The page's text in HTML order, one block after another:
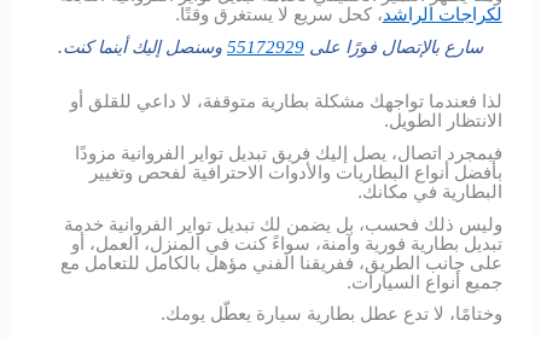
لكراجات الراشد، كحل سريع لا يستغرق وقتًا.
سارع بالإتصال فورًا على 55172929 وسنصل إليك أينما كنت.
لذا فعندما تواجهك مشكلة بطارية متوقفة، لا داعي للقلق أو
الانتظار الطويل.
فبمجرد اتصال، يصل إليك فريق تبديل تواير الفروانية مزودًا
بأفضل أنواع البطاريات والأدوات الاحترافية لفحص وتغيير
البطارية في مكانك.
وليس ذلك فحسب، بل يضمن لك تبديل تواير الفروانية خدمة
تبديل بطارية فورية وآمنة، سواءً كنت في المنزل، العمل، أو
على جانب الطريق، ففريقنا الفني مؤهل بالكامل للتعامل مع
جميع أنواع السيارات.
وختامًا، لا تدع عطل بطارية سيارة يعطّل يومك.